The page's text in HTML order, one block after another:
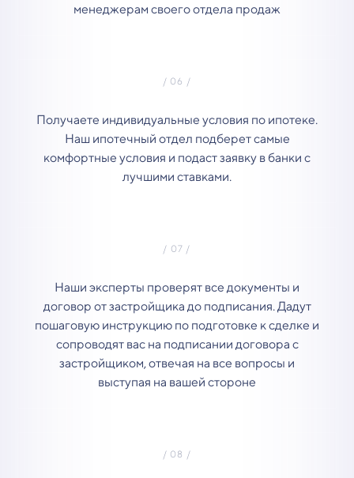
менеджерам своего отдела продаж
Получаете индивидуальные условия по ипотеке.
Наш ипотечный отдел подберет самые
комфортные условия и подаст заявку в банки с
лучшими ставками.
Наши эксперты проверят все документы и
договор от застройщика до подписания. Дадут
пошаговую инструкцию по подготовке к сделке и
сопроводят вас на подписании договора с
застройщиком, отвечая на все вопросы и
выступая на вашей стороне